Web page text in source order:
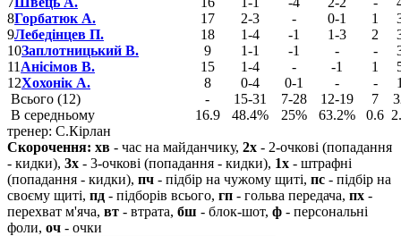
8Горбатюк А. 17 2-3 - 0-1 1
9Лебедінцев П. 18 1-4 -1 1-3 2
10Заплотницький В. 9 1-1 -1 - -
11 Анісімов В. 15 1-4 - -1 1
12Хохонік А. 8 0-4 0-1 - -
Всього (12)
- 15-31 7-28 12-19 7
В середньому
16.9 48.4% 25% 63.2% 0.6
тренер: С.Кірлан
Скорочення: хв - час на майданчику, 2х - 2-очкові (попадання
- кидки), 3х - 3-очкові (попадання - кидки), 1х - штрафні
(попадання - кидки), пч - підбір на чужому щиті, пс - підбір на
своєму щиті, пд - підборів всього, гп - гольва передача, пх -
перехват м'яча, вт - втрата, бш - блок-шот, ф - персональні
фоли, оч - очки